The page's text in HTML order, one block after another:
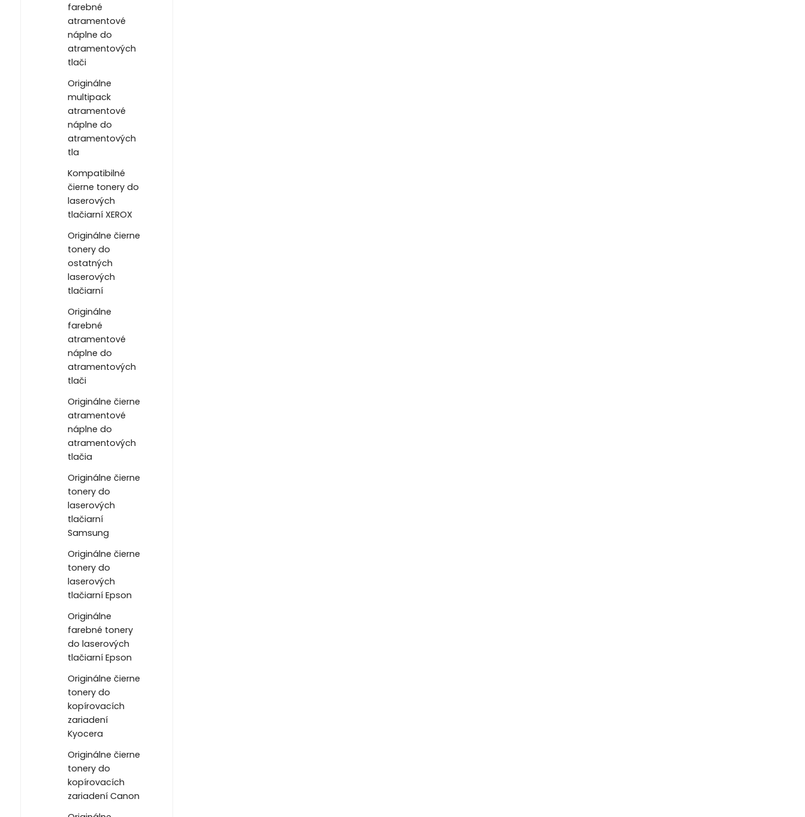
farebné
atramentové
náplne do
atramentových
tlači
Originálne
multipack
atramentové
náplne do
atramentových
tla
Kompatibilné
čierne tonery do
laserových
tlačiarní XEROX
Originálne čierne
tonery do
ostatných
laserových
tlačiarní
Originálne
farebné
atramentové
náplne do
atramentových
tlači
Originálne čierne
atramentové
náplne do
atramentových
tlačia
Originálne čierne
tonery do
laserových
tlačiarní
Samsung
Originálne čierne
tonery do
laserových
tlačiarní Epson
Originálne
farebné tonery
do laserových
tlačiarní Epson
Originálne čierne
tonery do
kopírovacích
zariadení
Kyocera
Originálne čierne
tonery do
kopírovacích
zariadení Canon